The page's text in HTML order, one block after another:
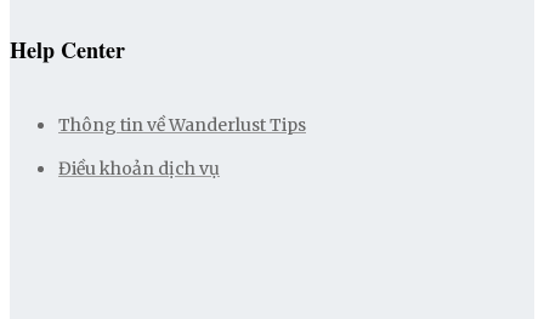
Help Center
Thông tin về Wanderlust Tips
Điều khoản dịch vụ